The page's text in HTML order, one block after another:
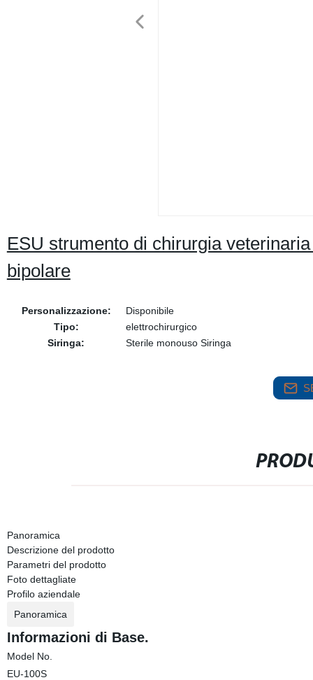
ESU strumento di chirurgia
bipolare
Personalizzazione:
Disponibile
Tipo:
elettrochirurgico
Siringa:
Sterile monouso Siringa
Panoramica
Descrizione del prodotto
Parametri del prodotto
Foto dettagliate
Profilo aziendale
Panoramica
Informazioni di Base.
Model No.
EU-100S